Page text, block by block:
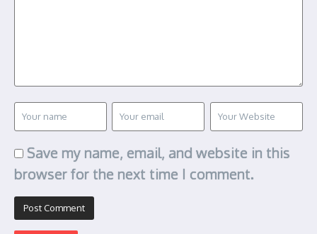
Save my name, email, and website in this
browser for the next time I comment.